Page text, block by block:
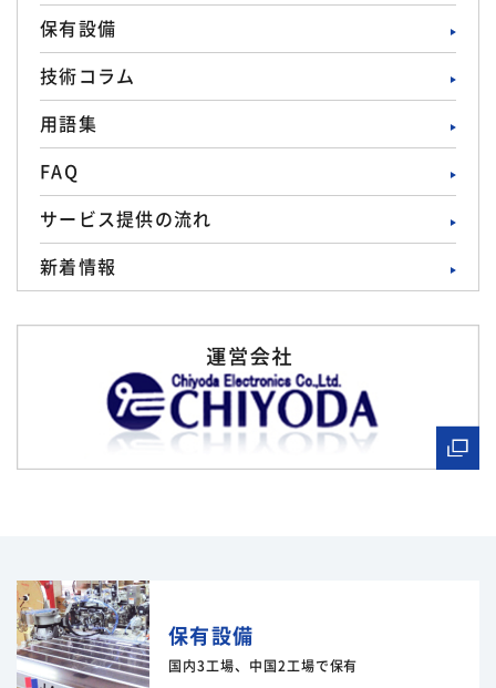
保有設備
技術コラム
用語集
FAQ
サービス提供の流れ
新着情報
保有設備
国内3工場、中国2工場で保有